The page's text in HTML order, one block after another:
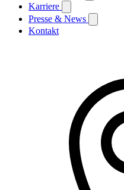
Karriere
Presse & News
Kontakt